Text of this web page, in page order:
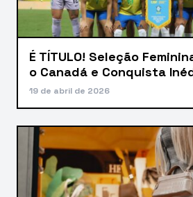
É TÍTULO! Seleção
o Canadá e Conquista
19 de abril de 2026